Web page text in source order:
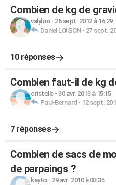
Combien de kg de
valyloo- 26 sept. 2012 à 16:29
Daniel LOISON- 27 sept.
10 réponses
Combien faut-il de kg
cristelle- 30 avr. 2013 à 15:15
Paul-Bernard - 12 sept.
7 réponses
Combien de sacs de
de parpaings ?
kayto- 29 avr. 2010 à 03:35